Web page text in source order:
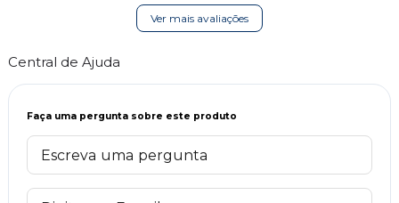
Ver mais avaliações
Central de Ajuda
Faça uma pergunta sobre este produto